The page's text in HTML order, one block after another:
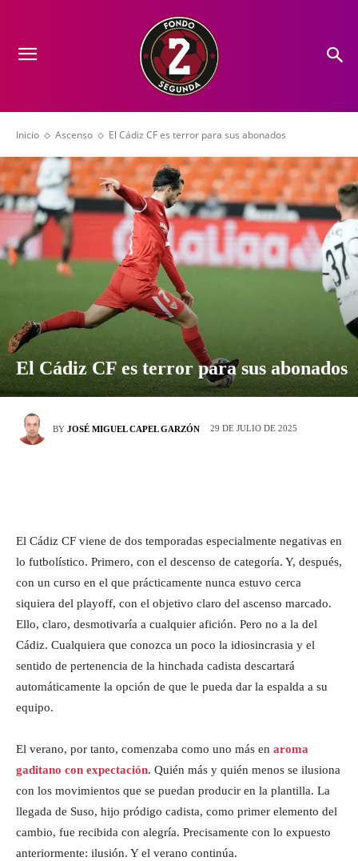
Inicio Ascenso El Cádiz CF es terror para sus abonados
El Cádiz CF es terror para sus abonados
BY JOSÉ MIGUEL CAPEL GARZÓN 29 DE JULIO DE 2025
El Cádiz CF viene de dos temporadas especialmente negativas en
lo futbolístico. Primero, con el descenso de categoría. Y, después,
con un curso en el que prácticamente nunca estuvo cerca
siquiera del playoff, con el objetivo claro del ascenso marcado.
Ello, claro, desmotivaría a cualquier afición. Pero no a la del
Cádiz. Cualquiera que conozca un poco la idiosincrasia y el
sentido de pertenencia de la hinchada cadista descartará
automáticamente la opción de que le pueda dar la espalda a su
equipo.
El verano, por tanto, comenzaba como uno más en aroma
gaditano con expectación. Quién más y quién menos se ilusiona
con los movimientos que se puedan producir en la plantilla. La
llegada de Suso, hijo pródigo cadista, como primer elemento del
cambio, fue recibida con alegría. Precisamente con lo expuesto
anteriormente: ilusión. Y el verano continúa.